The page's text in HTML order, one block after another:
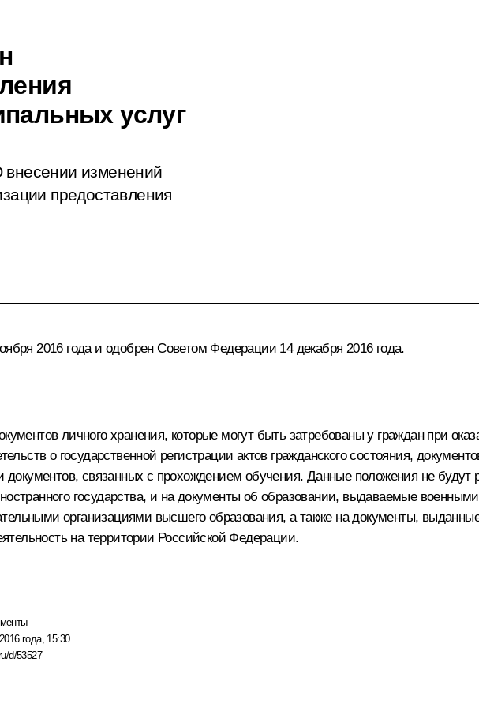
услуг
изменений
предоставления
2016 года и одобрен Советом Федерации 14 декабря 2016 года.
личного хранения, которые могут быть затребованы у граждан при
о государственной регистрации актов гражданского состояния,
связанных с прохождением обучения. Данные положения не будут
государства, и на документы об образовании, выдаваемые
организациями высшего образования, а также на документы,
на территории Российской Федерации.
года, 15:30
d/53527